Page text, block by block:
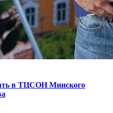
в ТЦСОН Минского